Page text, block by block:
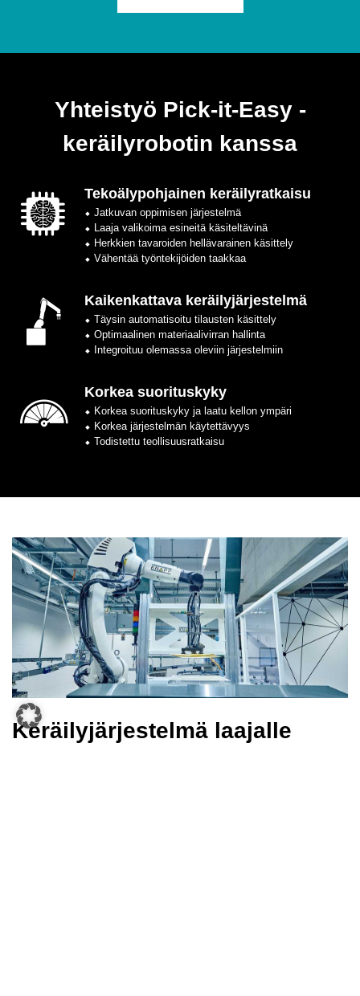
Yhteistyö Pick-it-Easy -
keräilyrobotin kanssa
Tekoälypohjainen keräilyratkaisu
⬥ Jatkuvan oppimisen järjestelmä
⬥ Laaja valikoima esineitä käsiteltävinä
⬥ Herkkien tavaroiden hellävarainen käsittely
⬥ Vähentää työntekijöiden taakkaa
Kaikenkattava keräilyjärjestelmä
⬥ Täysin automatisoitu tilausten käsittely
⬥ Optimaalinen materiaalivirran hallinta
⬥ Integroituu olemassa oleviin järjestelmiin
Korkea suorituskyky
⬥ Korkea suorituskyky ja laatu kellon ympäri
⬥ Korkea järjestelmän käytettävyys
⬥ Todistettu teollisuusratkaisu
Keräilyjärjestelmä laajalle